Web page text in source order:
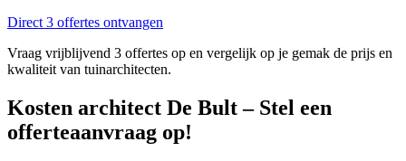
Direct 3 offertes ontvangen
Vraag vrijblijvend 3 offertes op en vergelijk op je gemak de prijs en
kwaliteit van tuinarchitecten.
Kosten architect De Bult – Stel een
offerteaanvraag op!